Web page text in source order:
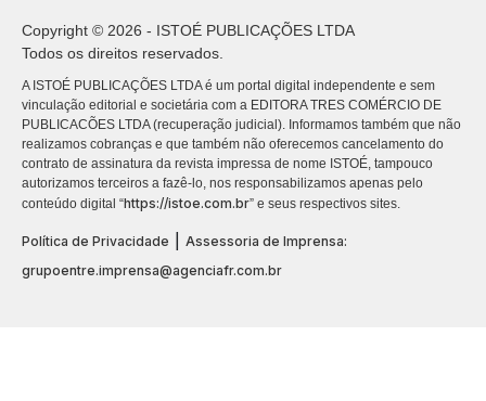
Copyright © 2026 - ISTOÉ PUBLICAÇÕES LTDA
Todos os direitos reservados.
A ISTOÉ PUBLICAÇÕES LTDA é um portal digital independente e sem
vinculação editorial e societária com a EDITORA TRES COMÉRCIO DE
PUBLICACÕES LTDA (recuperação judicial). Informamos também que não
realizamos cobranças e que também não oferecemos cancelamento do
contrato de assinatura da revista impressa de nome ISTOÉ, tampouco
autorizamos terceiros a fazê-lo, nos responsabilizamos apenas pelo
conteúdo digital “https://istoe.com.br” e seus respectivos sites.
Política de Privacidade
Assessoria de Imprensa:
grupoentre.imprensa@agenciafr.com.br